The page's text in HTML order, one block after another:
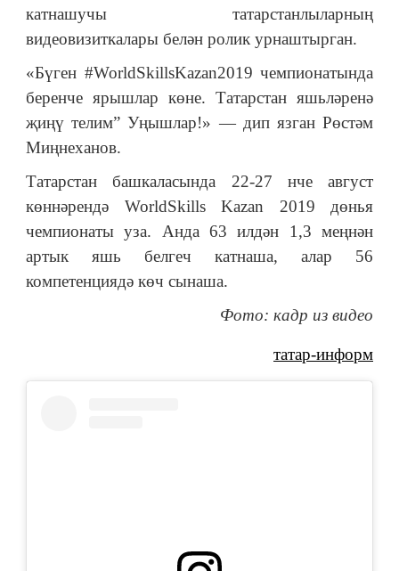
катнашучы татарстанлыларның
видеовизиткалары белән ролик урнаштырган.
«Бүген #WorldSkillsKazan2019 чемпионатында
беренче ярышлар көне. Татарстан яшьләренә
җиңү телим” Уңышлар!» — дип язган Рөстәм
Миңнеханов.
Татарстан башкаласында 22-27 нче август
көннәрендә WorldSkills Kazan 2019 дөнья
чемпионаты уза. Анда 63 илдән 1,3 меңнән
артык яшь белгеч катнаша, алар 56
компетенциядә көч сынаша.
Фото: кадр из видео
татар-информ